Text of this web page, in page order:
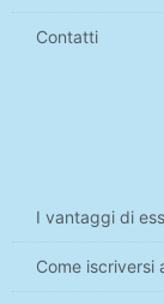
Contatti
I vantaggi di
Come iscriversi